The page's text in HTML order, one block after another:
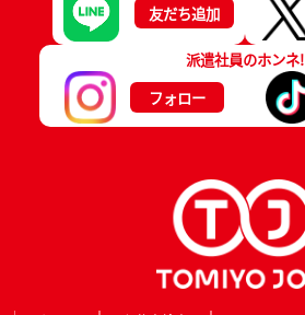
友だち追加
派遣社員のホンネ!
フォロー